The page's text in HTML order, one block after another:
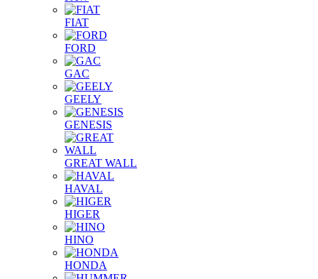
FIAT
FORD
GAC
GEELY
GENESIS
GREAT WALL
HAVAL
HIGER
HINO
HONDA